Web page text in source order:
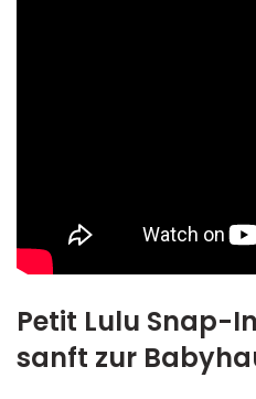
Petit Lulu Snap-
sanft zur